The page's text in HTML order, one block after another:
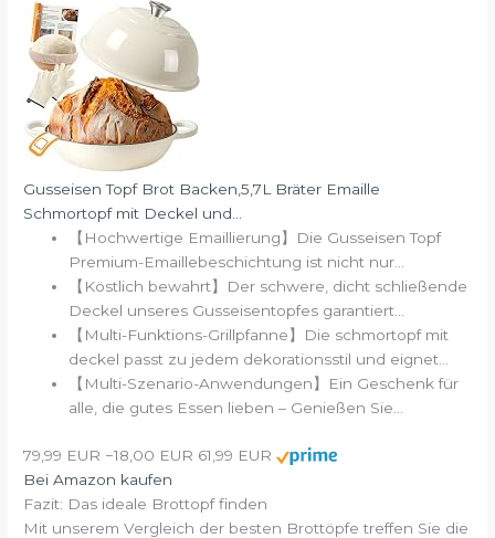
Gusseisen Topf Brot Backen,5,7L Bräter Emaille
Schmortopf mit Deckel und...
【Hochwertige Emaillierung】Die Gusseisen Topf
Premium-Emaillebeschichtung ist nicht nur...
【Köstlich bewahrt】Der schwere, dicht schließende
Deckel unseres Gusseisentopfes garantiert...
【Multi-Funktions-Grillpfanne】Die schmortopf mit
deckel passt zu jedem dekorationsstil und eignet...
【Multi-Szenario-Anwendungen】Ein Geschenk für
alle, die gutes Essen lieben – Genießen Sie...
79,99 EUR −18,00 EUR 61,99 EUR
Bei Amazon kaufen
Fazit: Das ideale Brottopf finden
Mit unserem Vergleich der besten Brottöpfe treffen Sie die